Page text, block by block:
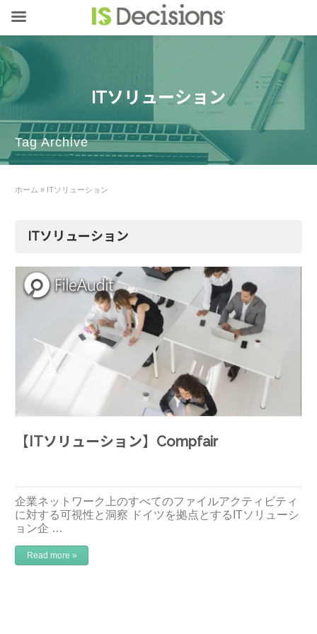
ITソリューション
Tag Archive
ホーム » ITソリューション
ITソリューション
【ITソリューション】Compfair
企業ネットワーク上のすべてのファイルアクティビティ
に対する可視性と洞察 ドイツを拠点とするITソリューシ
ョン企 …
Read more »